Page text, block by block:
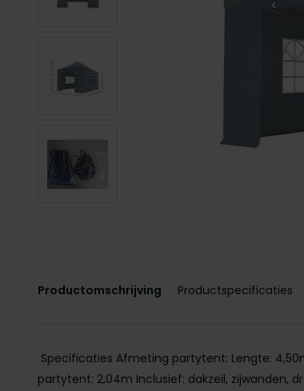
Productomschrijving Productspecificaties
Specificaties Afmeting partytent: Lengte:
partytent: 2,04m Inclusief: dakzeil, zijwanden,